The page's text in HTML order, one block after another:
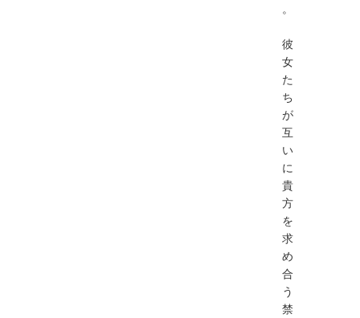
。
彼
女
た
ち
が
互
い
に
貴
方
を
求
め
合
う
禁